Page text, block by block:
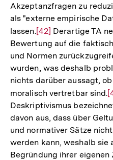
Akzeptanzfragen zu
als "externe empirische
lassen.Zur
Auflösung
der
Fußnote
[42] Derartige TA
Bewertung auf die
und Normen
wurden, was deshalb
nichts darüber aussagt,
moralisch vertretbar sind.
Deskriptivismus
davon aus, dass über
und normativer Sätze
werden kann, weshalb sie
Begründung ihrer eigenen